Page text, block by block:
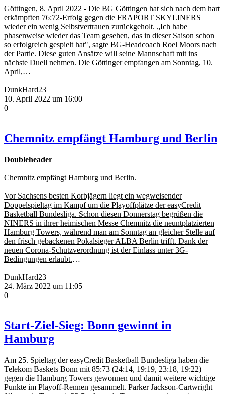
Göttingen, 8. April 2022 - Die BG Göttingen hat sich nach dem hart
erkämpften 76:72-Erfolg gegen die FRAPORT SKYLINERS
wieder ein wenig Selbstvertrauen zurückgeholt. „Ich habe
phasenweise wieder das Team gesehen, das in dieser Saison schon
so erfolgreich gespielt hat", sagte BG-Headcoach Roel Moors nach
der Partie. Diese guten Ansätze will seine Mannschaft mit ins
nächste Duell nehmen. Die Göttinger empfangen am Sonntag, 10.
April,…
DunkHard23
10. April 2022 um 16:00
0
Chemnitz empfängt Hamburg und Berlin
Doubleheader
Chemnitz empfängt Hamburg und Berlin.
Vor Sachsens besten Korbjägern liegt ein wegweisender
Doppelspieltag im Kampf um die Playoffplätze der easyCredit
Basketball Bundesliga. Schon diesen Donnerstag begrüßen die
NINERS in ihrer heimischen Messe Chemnitz die neuntplatzierten
Hamburg Towers, während man am Sonntag an gleicher Stelle auf
den frisch gebackenen Pokalsieger ALBA Berlin trifft. Dank der
neuen Corona-Schutzverordnung ist der Einlass unter 3G-
Bedingungen erlaubt.…
DunkHard23
24. März 2022 um 11:05
0
Start-Ziel-Sieg: Bonn gewinnt in
Hamburg
Am 25. Spieltag der easyCredit Basketball Bundesliga haben die
Telekom Baskets Bonn mit 85:73 (24:14, 19:19, 23:18, 19:22)
gegen die Hamburg Towers gewonnen und damit weitere wichtige
Punkte im Playoff-Rennen gesammelt. Parker Jackson-Cartwright